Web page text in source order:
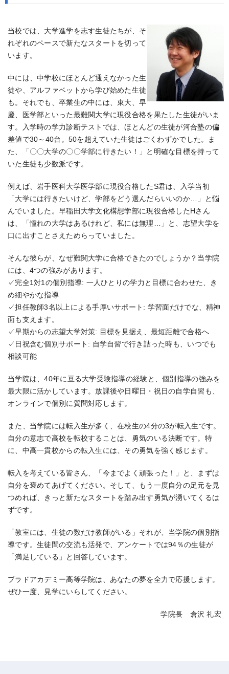
当校では、大学進学を志す生徒たちが、そ
れぞれのペースで新たなスタートを切って
います。
中には、中学校にほとんど通えなかった生
徒や、アルファベットから学び始めた生徒
も。それでも、卒業生の中には、東大、早
慶、医学部といった最難関大学に現役合格を果たした生徒がいま
す。入学時の学力診断テストでは、ほとんどの生徒が河合塾の偏
差値で30～40台。50を超えていた生徒はごくわずかでした。ま
た、「〇〇大学の〇〇学部に行きたい！」と明確な目標を持って
いた生徒も少数派です。
例えば、岩手医科大学医学部に現役合格したS君は、入学当初
「大学には行きたいけど、学部をどう選んだらいいのか…」と悩
んでいました。早稲田大学文化構想学部に現役合格したHさん
は、「憧れの大学はあるけれど、私には無理…」と、志望大学を
口に出すことさえためらっていました。
そんな彼らが、なぜ難関大学に合格できたのでしょうか？当学院
には、4つの強みがあります。
✓完全1対1の個別指導: 一人ひとりの学力と目標に合わせた、き
め細やかな指導
✓担任教師3名以上による手厚いサポート: 学習面だけでな、精神
面も支えます。
✓早期からの志望大学対策: 目標を見据え、最短距離で合格へ
✓日祝含む個別サポート: 自学自習で行き詰った時も、いつでも
相談可能
当学院は、40年に亘る大学受験指導の経験と、個別指導の強みを
最大限に活かしています。放課後や日曜日・祝日の自学自習も、
オンラインで個別に質問対応します。
また、当学院には転入生が多く、在校生の4分の3が転入生です。
自分の意志で高校を転校することは、勇気のいる決断です。特
に、中高一貫校からの転入生には、その勇気を強く感じます。
転入を考えている皆さん、「今までよく頑張った！」と、まずは
自分を褒めてあげてください。そして、もう一度自分の足元を見
つめれば、きっと新たなスタートを踏み出す勇気が湧いてくるは
ずです。
「教室には、生徒の数だけ教師がいる」それが、当学院の個別指
導です。生徒間の交流も活発で、アンケートでは94％の生徒が
「満足している」と回答しています。
プラドアカデミー高等学院は、あなたの夢を全力で応援します。
ぜひ一度、見学にいらしてください。
学院長 倉沢 礼宏